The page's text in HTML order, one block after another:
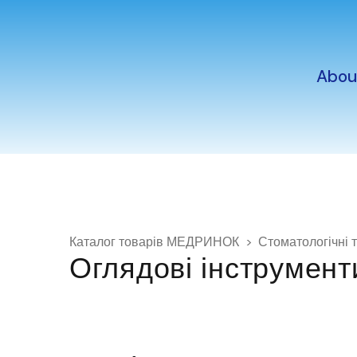
Каталог товарів МЕДРИНОК Стоматологічні
Оглядові